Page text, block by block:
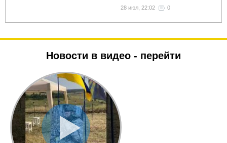
28 июл, 22:02 0
Новости в видео - перейти